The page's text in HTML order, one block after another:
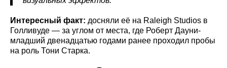
Интересный факт: досняли её на Raleigh Studios в
Голливуде — за углом от места, где Роберт Дауни-
младший двенадцатью годами ранее проходил пробы
на роль Тони Старка.